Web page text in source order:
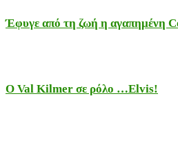
Έφυγε από τη ζωή η αγαπημένη
Ο Val Kilmer σε ρόλο …Elvis!